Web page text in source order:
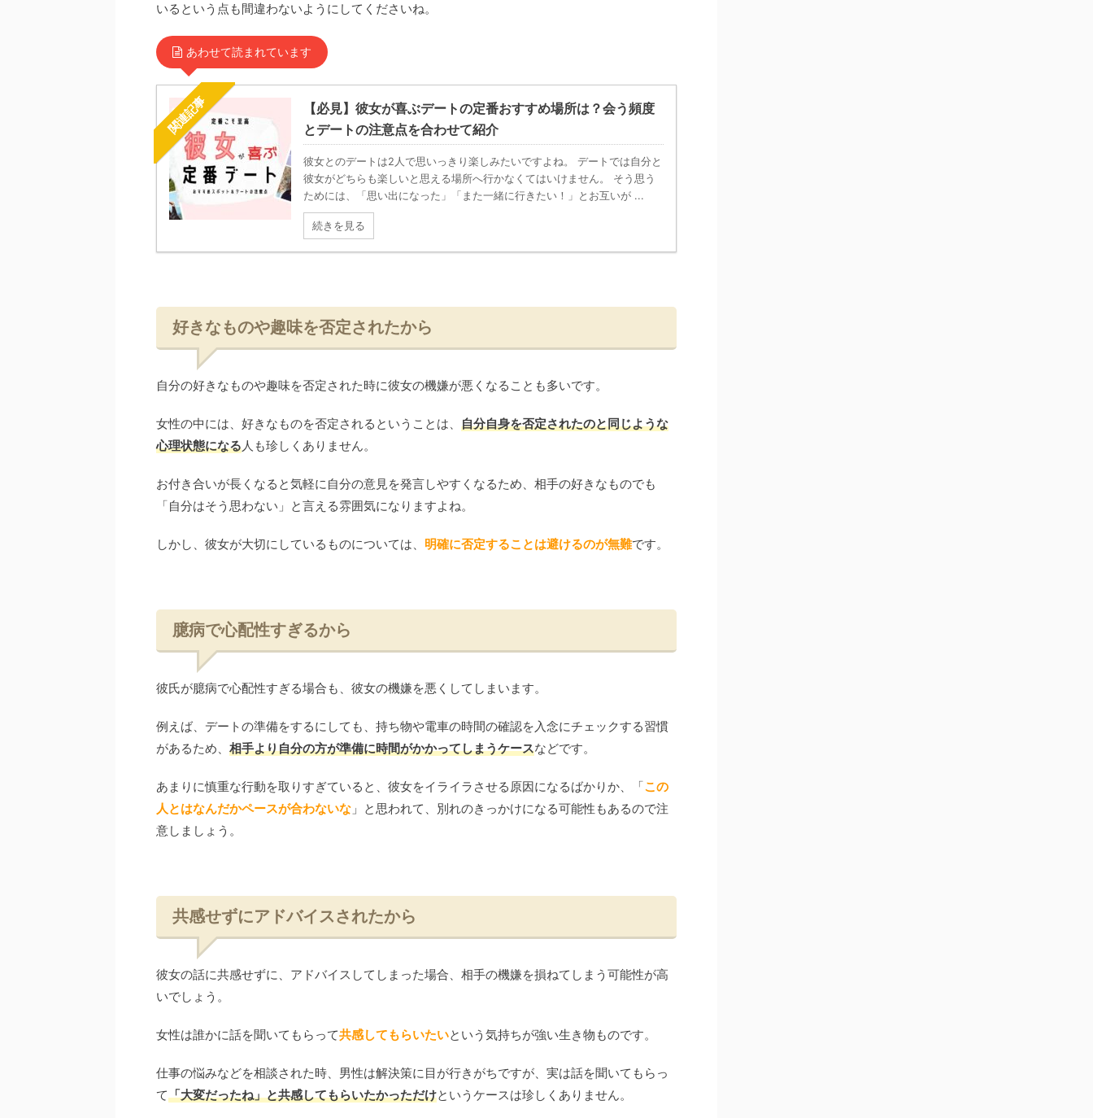
いるという点も間違わないようにしてくださいね。
あわせて読まれています
関連記事
【必見】彼女が喜ぶデートの定番おすすめ場所は？会う頻度
とデートの注意点を合わせて紹介
彼女とのデートは2人で思いっきり楽しみたいですよね。 デートでは自分と
彼女がどちらも楽しいと思える場所へ行かなくてはいけません。 そう思う
ためには、「思い出になった」「また一緒に行きたい！」とお互いが ...
続きを見る
好きなものや趣味を否定されたから
自分の好きなものや趣味を否定された時に彼女の機嫌が悪くなることも多いです。
女性の中には、好きなものを否定されるということは、 自分自身を否定されたのと同じような
心理状態になる人も珍しくありません。
お付き合いが長くなると気軽に自分の意見を発言しやすくなるため、相手の好きなものでも
「自分はそう思わない」と言える雰囲気になりますよね。
しかし、彼女が大切にしているものについては、 明確に否定することは避けるのが無難です。
臆病で心配性すぎるから
彼氏が臆病で心配性すぎる場合も、彼女の機嫌を悪くしてしまいます。
例えば、デートの準備をするにしても、持ち物や電車の時間の確認を入念にチェックする習慣
があるため、 相手より自分の方が準備に時間がかかってしまうケースなどです。
あまりに慎重な行動を取りすぎていると、彼女をイライラさせる原因になるばかりか、「この
人とはなんだかペースが合わないな 」と思われて、別れのきっかけになる可能性もあるので注
意しましょう。
共感せずにアドバイスされたから
彼女の話に共感せずに、アドバイスしてしまった場合、相手の機嫌を損ねてしまう可能性が高
いでしょう。
女性は誰かに話を聞いてもらって共感してもらいたいという気持ちが強い生き物ものです。
仕事の悩みなどを相談された時、男性は解決策に目が行きがちですが、実は話を聞いてもらっ
て「大変だったね」と共感してもらいたかっただけというケースは珍しくありません。